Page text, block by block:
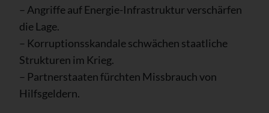
– Angriffe auf Energie-Infrastruktur verschärfen
die Lage.
– Korruptionsskandale schwächen staatliche
Strukturen im Krieg.
– Partnerstaaten fürchten Missbrauch von
Hilfsgeldern.